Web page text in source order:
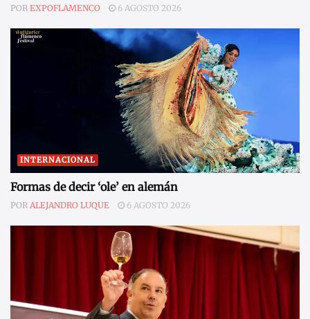
POR EXPOFLAMENCO 6 AGOSTO 2026
INTERNACIONAL
Formas de decir ‘ole’ en alemán
POR ALEJANDRO LUQUE 6 AGOSTO 2026